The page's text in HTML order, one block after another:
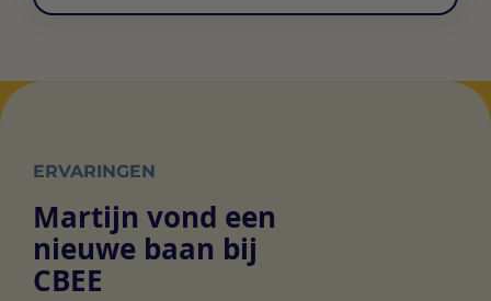
ERVARINGEN
Martijn vond een
nieuwe baan bij
CBEE